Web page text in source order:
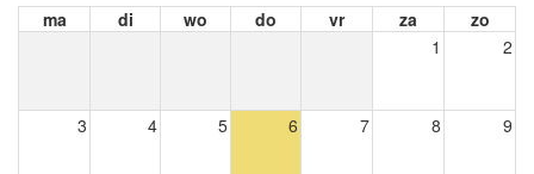
ma di wo do vr za
zo
1
2
3 4 5 6 7 8 9